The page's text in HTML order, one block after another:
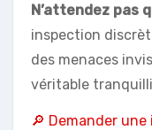
N’attendez pas
inspection
des menaces
véritable
🔎 Demander